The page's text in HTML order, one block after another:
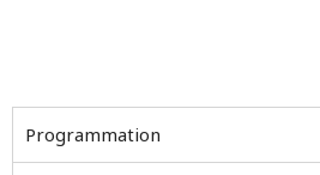
Programmation